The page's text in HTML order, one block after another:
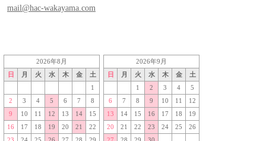
mail@hac-wakayama.com
2026年8月
日
月 火 水 木 金
土
1
2
3 4 5 6 7
8
9
10 11 12 13 14
15
16
17 18 19 20 21
22
23
24 25 26 27 28
29
2026年9月
日
月 火 水 木 金
土
1
2 3 4
5
6
7 8 9 10 11
12
13
14 15 16 17 18
19
20
21 22 23 24 25
26
27
28 29 30